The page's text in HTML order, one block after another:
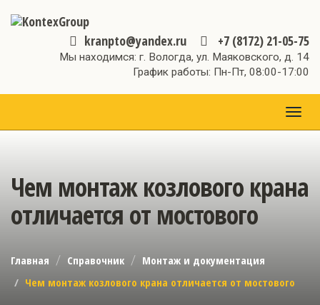
kranpto@yandex.ru +7 (8172) 21-05-75
Мы находимся: г. Вологда, ул. Маяковского, д. 14
График работы: Пн-Пт, 08:00-17:00
Чем монтаж козлового крана
отличается от мостового
Главная Справочник
Монтаж и документация
Чем монтаж козлового крана отличается от мостового